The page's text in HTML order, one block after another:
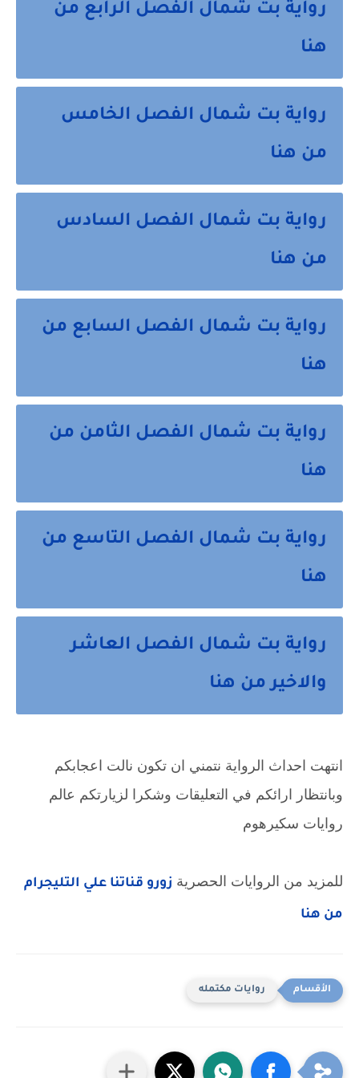
رواية بت شمال الفصل الرابع من
هنا
رواية بت شمال الفصل الخامس
من هنا
رواية بت شمال الفصل السادس
من هنا
رواية بت شمال الفصل السابع من
هنا
رواية بت شمال الفصل الثامن من
هنا
رواية بت شمال الفصل التاسع من
هنا
رواية بت شمال الفصل العاشر
والاخير من هنا
انتهت احداث الرواية نتمني ان تكون نالت اعجابكم
وبانتظار ارائكم في التعليقات وشكرا لزيارتكم عالم
روايات سكيرهوم
للمزيد من الروايات الحصرية زورو قناتنا علي التليجرام
من هنا
روايات مكتمله